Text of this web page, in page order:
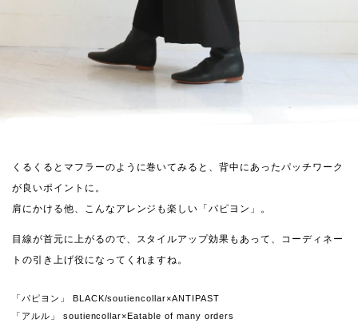
くるくるとマフラーのように巻いてみると、背中にあったパッチワーク
が良いポイントに。
肩にかける他、こんなアレンジも楽しい「パピヨン」。
目線が首元に上がるので、スタイルアップ効果もあって、コーディネー
トの引き上げ役になってくれますね。
「パピヨン」 BLACK/soutiencollar×ANTIPAST
「アルル」 soutiencollar×Eatable of many orders